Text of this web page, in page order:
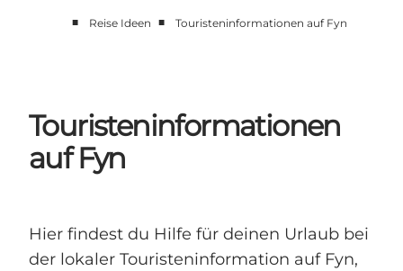
■ Reise Ideen ■ Touristeninformationen auf Fyn
Touristeninformationen
auf Fyn
Hier findest du Hilfe für deinen Urlaub bei
der lokaler Touristeninformation auf Fyn,